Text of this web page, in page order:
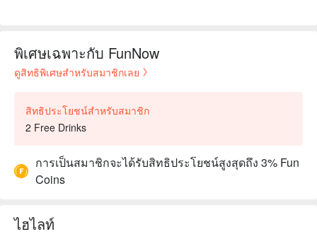
พิเศษเฉพาะกับ FunNow
ดูสิทธิพิเศษสำหรับสมาชิกเลย
สิทธิประโยชน์สำหรับสมาชิก
2 Free Drinks
การเป็นสมาชิกจะได้รับสิทธิประโยชน์สูงสุดถึง 3% Fun
Coins
ไฮไลท์